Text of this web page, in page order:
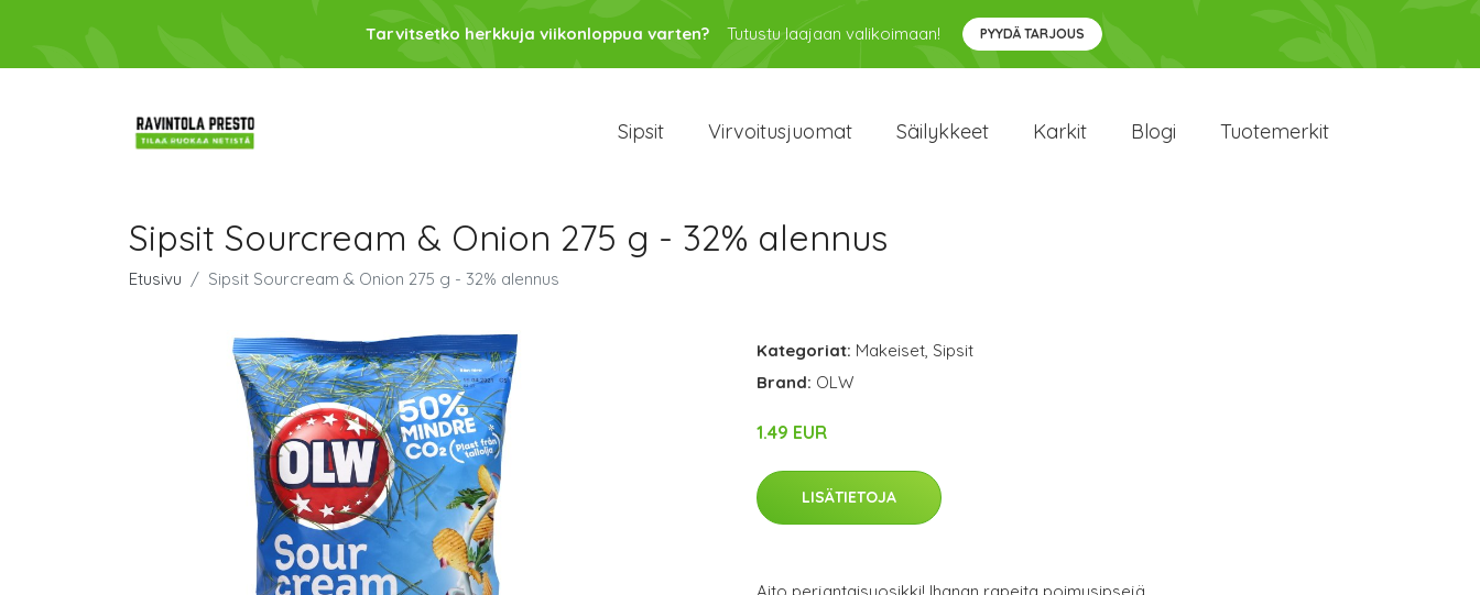
Tarvitsetko herkkuja viikonloppua varten? Tutustu laajaan valikoimaan! PYYDÄ TARJOUS
Sipsit Virvoitusjuomat Säilykkeet Karkit Blogi Tuotemerkit
Sipsit Sourcream & Onion 275 g - 32% alennus
Etusivu Sipsit Sourcream & Onion 275 g - 32% alennus
Kategoriat: Makeiset, Sipsit
Brand: OLW
1.49 EUR
LISÄTIETOJA